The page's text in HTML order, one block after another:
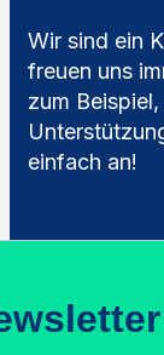
Wir sind ein
freuen uns
zum
einfach an!